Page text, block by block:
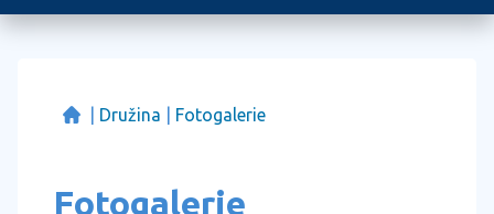
Družina Fotogalerie
Fotogalerie